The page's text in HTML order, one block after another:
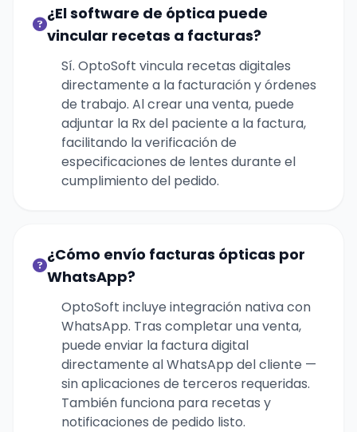
¿El software de óptica puede
vincular recetas a facturas?
Sí. OptoSoft vincula recetas digitales
directamente a la facturación y órdenes
de trabajo. Al crear una venta, puede
adjuntar la Rx del paciente a la factura,
facilitando la verificación de
especificaciones de lentes durante el
cumplimiento del pedido.
¿Cómo envío facturas ópticas por
WhatsApp?
OptoSoft incluye integración nativa con
WhatsApp. Tras completar una venta,
puede enviar la factura digital
directamente al WhatsApp del cliente —
sin aplicaciones de terceros requeridas.
También funciona para recetas y
notificaciones de pedido listo.